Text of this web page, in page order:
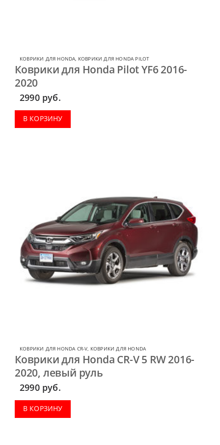
КОВРИКИ ДЛЯ HONDA, КОВРИКИ ДЛЯ HONDA PILOT
Коврики для Honda Pilot YF6 2016-
2020
2990 руб.
В КОРЗИНУ
КОВРИКИ ДЛЯ HONDA CR-V, КОВРИКИ ДЛЯ HONDA
Коврики для Honda CR-V 5 RW 2016-
2020, левый руль
2990 руб.
В КОРЗИНУ